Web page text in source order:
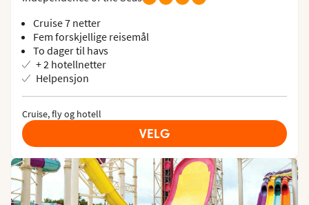
Cruise 7 netter
Fem forskjellige reisemål
To dager til havs
+ 2 hotellnetter
Helpensjon
Cruise, fly og hotell
VELG